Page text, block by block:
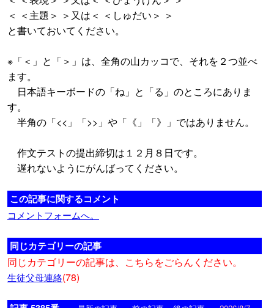
＜ ＜主題＞ ＞又は＜ ＜しゅだい＞ ＞
と書いておいてください。
※「＜」と「＞」は、全角の山カッコで、それを２つ並べ
ます。
日本語キーボードの「ね」と「る」のところにありま
す。
半角の「<<」「>>」や「《」「》」ではありません。
作文テストの提出締切は１２月８日です。
遅れないようにがんばってください。
この記事に関するコメント
コメントフォームへ。
同じカテゴリーの記事
同じカテゴリーの記事は、こちらをごらんください。
生徒父母連絡(78)